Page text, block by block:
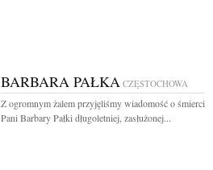
BARBARA PAŁKA CZĘSTOCHOWA
Z ogromnym żalem przyjęliśmy wiadomość o śmierci
Pani Barbary Pałki długoletniej, zasłużonej...